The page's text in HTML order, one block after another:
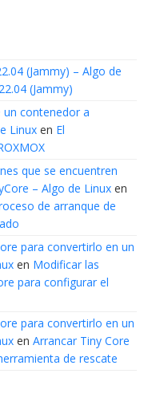
(Jammy) – Algo de
(Jammy)
contenedor a
Linuxen El
que se encuentren
– Algo de Linuxen
de arranque de
para convertirlo en un
en Modificar las
para configurar el
para convertirlo en un
en Arrancar Tiny Core
de rescate